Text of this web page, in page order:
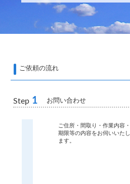
ご依頼の流れ
Step 1 お問い合わせ
ご住所・間取り・作業内容・
期限等の内容をお伺いいたし
ます。